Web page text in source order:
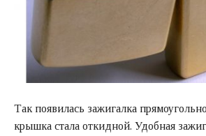
Так появилась зажигалка
крышка стала откидной. Удобная